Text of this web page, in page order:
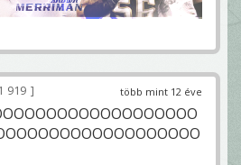
több mint 12 éve
1 919